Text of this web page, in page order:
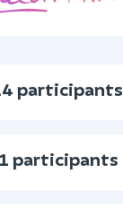
participants
participants